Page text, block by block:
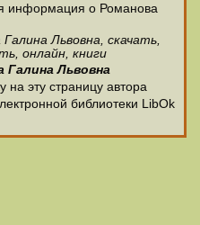
информация о Романова
Львовна, скачать,
онлайн, книги
Галина Львовна
на эту страницу автора
библиотеки LibOk